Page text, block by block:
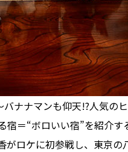
ナナマンも仰天!?人気の
＝“ボロいい宿”を紹介
がロケに初参戦し、東京